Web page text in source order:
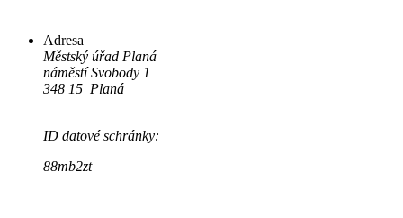
Adresa
Městský úřad Planá
náměstí Svobody 1
348 15 Planá
ID datové schránky:
88mb2zt